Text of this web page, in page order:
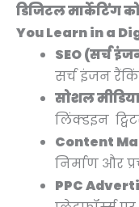
डिजिटल मार्केटिंग
You Learn in a
SEO (सर्च
सर्च इंजन
सोशल
लिंक्डइन
Content
निर्माण और
PPC